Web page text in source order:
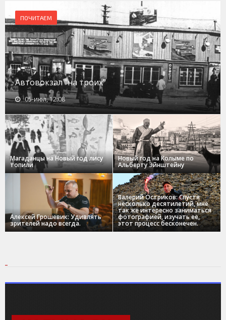
ПОЧИТАЕМ
Автовокзал "на троих"
05-июл, 12:08
Магаданцы на Новый год лису
топили
Новый год на Колыме по
Альберту Эйнштейну
Алексей Грошевик: Удивлять
зрителей надо всегда.
Валерий Остриков: Спустя
несколько десятилетий, мне
так же интересно заниматься
фотографией, изучать ее,
этот процесс бесконечен.